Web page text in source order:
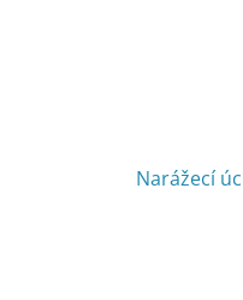
Narážecí